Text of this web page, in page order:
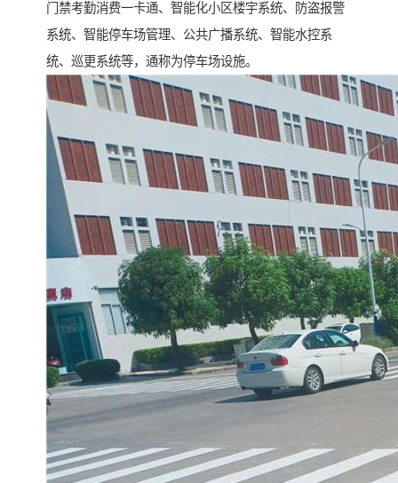
门禁考勤消费一卡通、智能化小区楼宇系统、防盗报警
系统、智能停车场管理、公共广播系统、智能水控系
统、巡更系统等，通称为停车场设施。